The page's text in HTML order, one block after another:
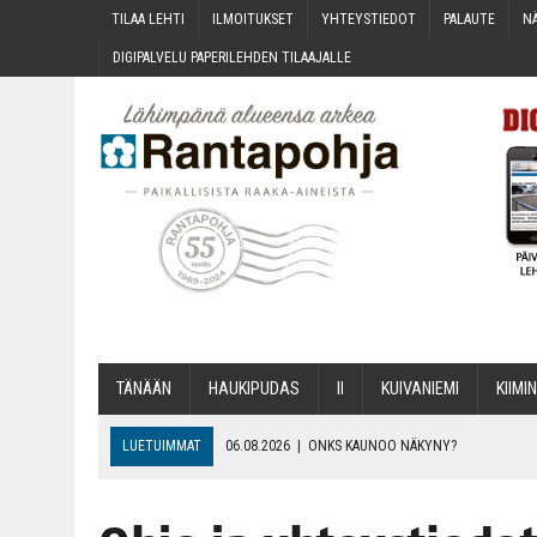
TILAA LEH­TI ILMOI­TUK­SET YHTEYS­TIE­DOT PALAU­TE
DIGI­PAL­VE­LU PAPE­RI­LEH­DEN TILAAJALLE
TÄNÄÄN HAU­KI­PU­DAS KUI­VA­NIE­MI
LUETUIMMAT 06.08.2026 | ONKS KAU­NOO NÄKYNY?
06.08.2026 OPIN­TOI­HIN KAN­SA­LAIS­OPIS­TOS­SA VOI SAA­DA